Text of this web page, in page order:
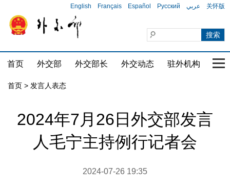
English Français Español Русский عربي 关怀版
首页 外交部 外交部长 外交动态 驻外机构 国
首页 > 发言人表态
2024年7月26日外交部发言
人毛宁主持例行记者会
2024-07-26 19:35